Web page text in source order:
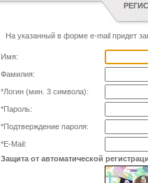
На указанный в форме e-mail придет
Имя:
Фамилия:
*Логин (мин. 3 символа):
*Пароль:
*Подтверждение пароля:
*E-Mail:
Защита от автоматической